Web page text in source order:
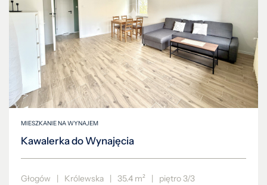
MIESZKANIE NA WYNAJEM
Kawalerka do Wynajęcia
Głogów | Królewska | 35.4 m² | piętro 3/3